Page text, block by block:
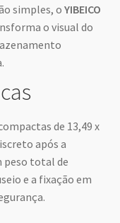
simples, o YIBEICO
o visual do
de 13,49 x
após a
peso total de
e a fixação em